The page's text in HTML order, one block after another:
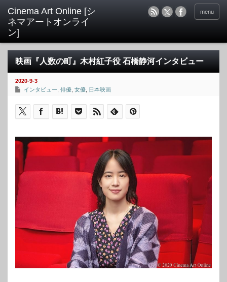
menu
映画『人数の町』木村紅子役 石橋静河インタビュー
2020-9-3
インタビュー 俳優 女優 日本映画